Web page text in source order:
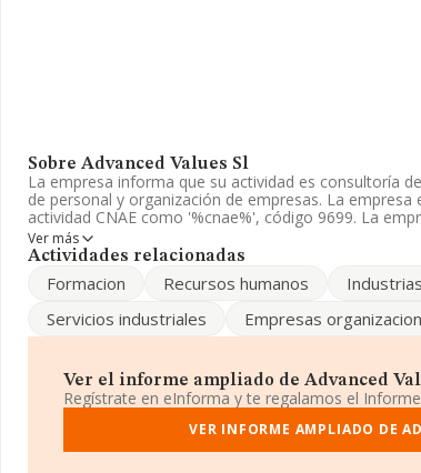
Sobre Advanced Values Sl
La empresa informa que su actividad es consultoría
de personal y organización de empresas. La empresa
actividad CNAE como '%cnae%', código 9699. La
exteriores.
disponible en INFORMA, ha dispuesto de un número
La compañíaAdvanced Values S.L, B61489324,
En base a la información de la que dispone
el ámbito nacional alcanza los 2.560 millones de
facturación entre todas las empresas es de 263 mil
de sector, en 2009, la antigüedad desde la
Ver más
Actividades relacionadas
Formacion Recursos humanos Industrias
Servicios industriales
Empresas organizacion
Ver el informe ampliado de Advanced
Regístrate en eInforma y te regalamos el
VER INFORME AMPLIADO DE